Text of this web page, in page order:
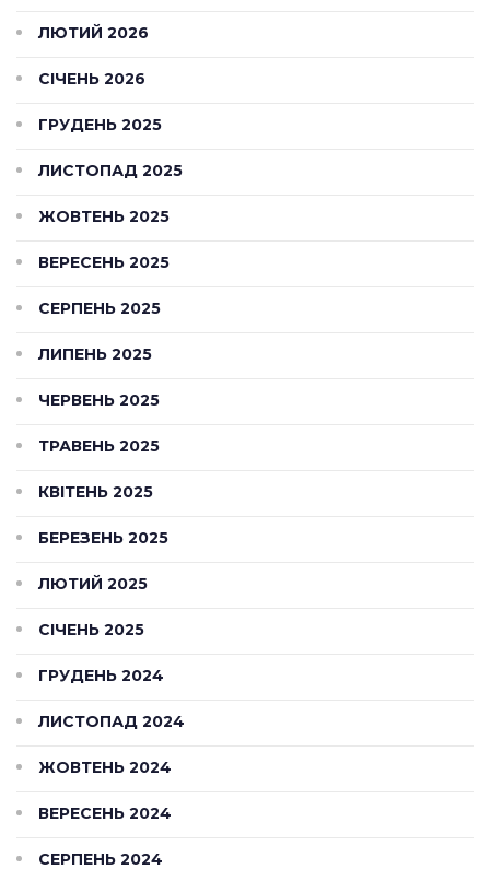
ЛЮТИЙ 2026
СІЧЕНЬ 2026
ГРУДЕНЬ 2025
ЛИСТОПАД 2025
ЖОВТЕНЬ 2025
ВЕРЕСЕНЬ 2025
СЕРПЕНЬ 2025
ЛИПЕНЬ 2025
ЧЕРВЕНЬ 2025
ТРАВЕНЬ 2025
КВІТЕНЬ 2025
БЕРЕЗЕНЬ 2025
ЛЮТИЙ 2025
СІЧЕНЬ 2025
ГРУДЕНЬ 2024
ЛИСТОПАД 2024
ЖОВТЕНЬ 2024
ВЕРЕСЕНЬ 2024
СЕРПЕНЬ 2024